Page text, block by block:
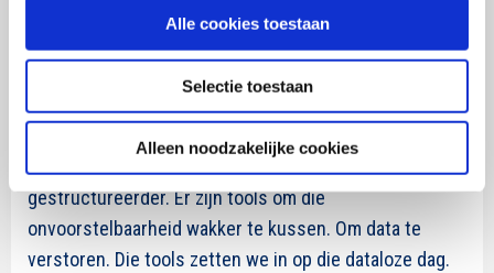
Alle cookies toestaan
Selectie toestaan
Alleen noodzakelijke cookies
Daarom pleit ik voor de dataloze donderdag. Vier
week doen we dat heel bewust niet. Op die dataloze
donderdag mogen we twee dingen doen: we gaan
lummelen en dagdromen. Dat is een manier om tot
onvoorstelbare voorstellen te komen. Maar het kan ook
gestructureerder. Er zijn tools om die
onvoorstelbaarheid wakker te kussen. Om data te
verstoren. Die tools zetten we in op die dataloze dag.